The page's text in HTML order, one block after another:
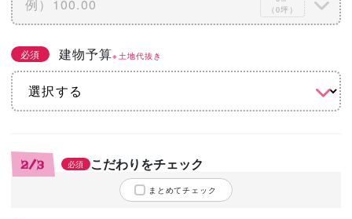
（0坪）
必須 建物予算※土地代抜き
2/3 必須 こだわりをチェック
まとめてチェック